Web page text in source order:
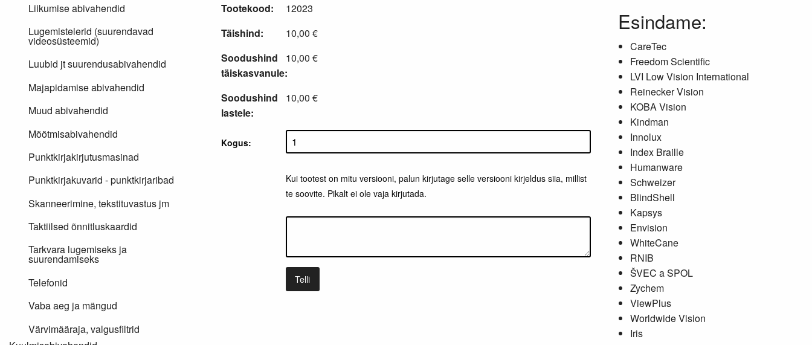
Tootekood:
12023
Täishind:
10,00 €
Soodushind
täiskasvanule:
10,00 €
Soodushind
lastele:
10,00 €
Kogus:
Kui tootest on mitu versiooni, palun kirjutage selle versiooni kirjeldus siia, millist
te soovite. Pikalt ei ole vaja kirjutada.
Telli
Liikumise abivahendid
Lugemistelerid (suurendavad
videosüsteemid)
Luubid jt suurendusabivahendid
Majapidamise abivahendid
Muud abivahendid
Mõõtmisabivahendid
Punktkirjakirjutusmasinad
Punktkirjakuvarid - punktkirjaribad
Skanneerimine, tekstituvastus jm
Taktiilsed õnnitluskaardid
Tarkvara lugemiseks ja
suurendamiseks
Telefonid
Vaba aeg ja mängud
Värvimääraja, valgusfiltrid
Esindame:
CareTec
Freedom Scientific
LVI Low Vision International
Reinecker Vision
KOBA Vision
Kindman
Innolux
Index Braille
Humanware
Schweizer
BlindShell
Kapsys
Envision
WhiteCane
RNIB
ŠVEC a SPOL
Zychem
ViewPlus
Worldwide Vision
Iris